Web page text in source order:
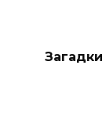
Загадки